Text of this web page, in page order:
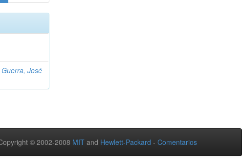
Guerra, José
© 2002-2008 MIT and Hewlett-Packard - Comentarios